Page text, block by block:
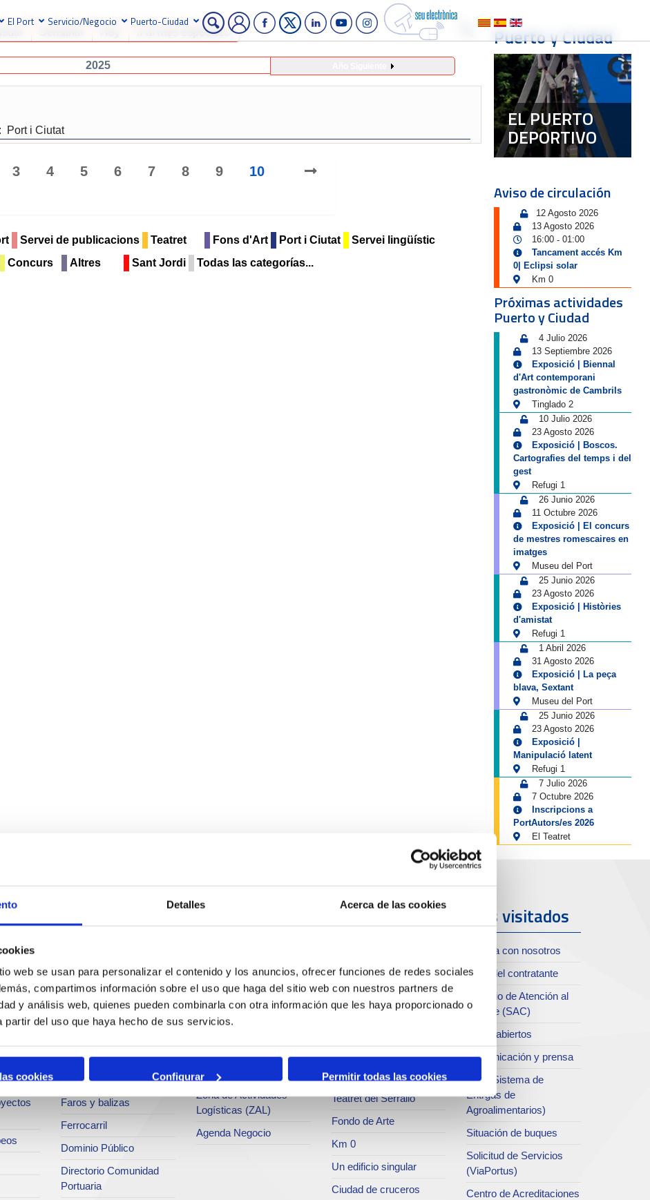
Detalles Acerca de las cookies
web se usan para personalizar el contenido y los anuncios, ofrecer funciones de redes sociales
compartimos información sobre el uso que haga del sitio web con nuestros partners de
y análisis web, quienes pueden combinarla con otra información que les haya proporcionado o
partir del uso que haya hecho de sus servicios.
cookies Configurar Permitir todas las cookies
El Port Servicio/Negocio Puerto-Ciudad
Ir al mes específico
2025
Port i Ciutat
3 4 5 6 7 8 9 10
Servei de publicacions Teatret Fons d'Art Port i Ciutat
Servei lingüístic
Concurs Altres Sant Jordi Todas las categorías...
Puerto y Ciudad
EL PUERTO
DEPORTIVO
Aviso de circulación
12 Agosto 2026
13 Agosto 2026
16:00- 01:00
Tancament accés Km
0| Eclipsi solar
Km 0
Próximas actividades
Puerto y Ciudad
4 Julio 2026
13 Septiembre 2026
Exposició | Biennal
d'Art contemporani
gastronòmic de Cambrils
Tinglado 2
10 Julio 2026
23 Agosto 2026
Exposició | Boscos.
Cartografies del temps i del
gest
Refugi 1
26 Junio 2026
11 Octubre 2026
Exposició | El concurs
de mestres romescaires en
imatges
Museu del Port
25 Junio 2026
23 Agosto 2026
Exposició | Històries
d'amistat
Refugi 1
1 Abril 2026
31 Agosto 2026
Exposició | La peça
blava, Sextant
Museu del Port
25 Junio 2026
23 Agosto 2026
Exposició |
Manipulació latent
Refugi 1
7 Julio 2026
7 Octubre 2026
Inscripcions a
PortAutors/es 2026
El Teatret
Servicios
Bunkering
Servicios comerciales
Tarifas y tasas
Centro de Acreditaciones
Faros y balizas
Ferrocarril
Dominio Público
Directorio Comunidad
Portuaria
Negocio
Estadísticas
SEA - (Sistema de
entregas de
agroalimentarios)
Terminales
Intermodalidad
Zona de Actividades
Logísticas (ZAL)
Agenda Negocio
Puerto y
ciudad
Moll de Costa
Archivo del Port
Servicio de
Museo del Port
Teatret del Serrallo
Fondo de Arte
Km 0
Un edificio singular
Ciudad de cruceros
Más visitados
Trabaja con nosotros
Perfil del contratante
Servicio de Atención al
Clliente (SAC)
Datos abiertos
Comunicación y prensa
SEA (Sistema de
Entrgas de
Agroalimentarios)
Situación de buques
Solicitud de Servicios
(ViaPortus)
Centro de Acreditaciones